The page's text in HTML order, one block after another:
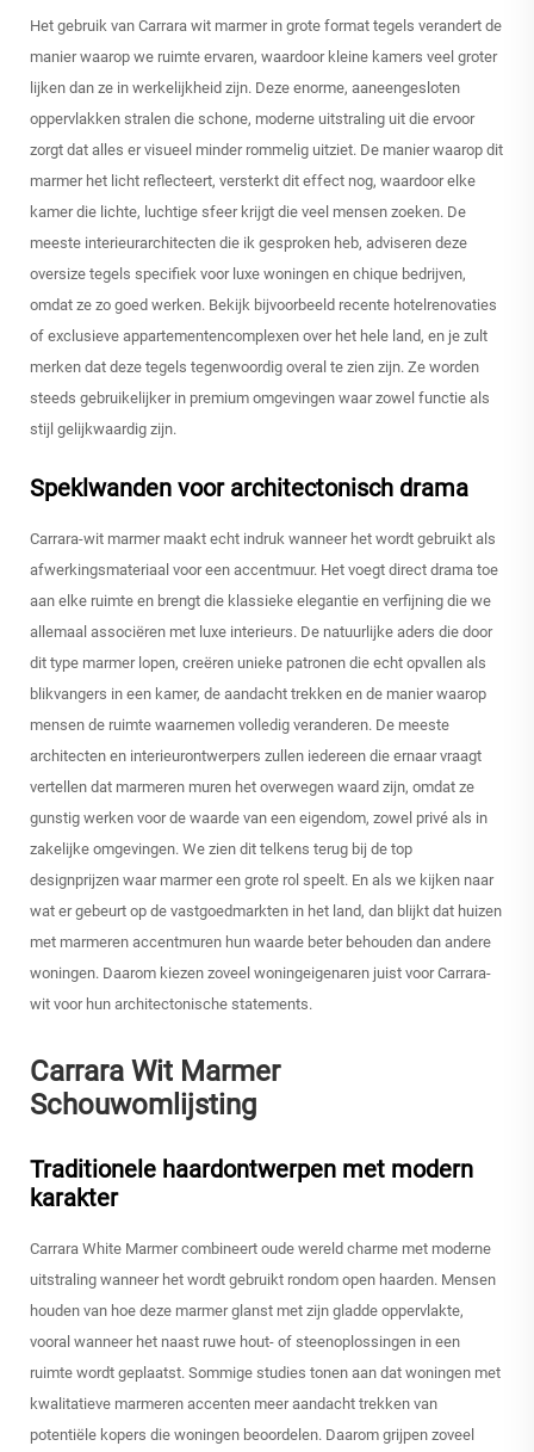
Het gebruik van Carrara wit marmer in grote format tegels verandert de
manier waarop we ruimte ervaren, waardoor kleine kamers veel groter
lijken dan ze in werkelijkheid zijn. Deze enorme, aaneengesloten
oppervlakken stralen die schone, moderne uitstraling uit die ervoor
zorgt dat alles er visueel minder rommelig uitziet. De manier waarop dit
marmer het licht reflecteert, versterkt dit effect nog, waardoor elke
kamer die lichte, luchtige sfeer krijgt die veel mensen zoeken. De
meeste interieurarchitecten die ik gesproken heb, adviseren deze
oversize tegels specifiek voor luxe woningen en chique bedrijven,
omdat ze zo goed werken. Bekijk bijvoorbeeld recente hotelrenovaties
of exclusieve appartementencomplexen over het hele land, en je zult
merken dat deze tegels tegenwoordig overal te zien zijn. Ze worden
steeds gebruikelijker in premium omgevingen waar zowel functie als
stijl gelijkwaardig zijn.
Speklwanden voor architectonisch drama
Carrara-wit marmer maakt echt indruk wanneer het wordt gebruikt als
afwerkingsmateriaal voor een accentmuur. Het voegt direct drama toe
aan elke ruimte en brengt die klassieke elegantie en verfijning die we
allemaal associëren met luxe interieurs. De natuurlijke aders die door
dit type marmer lopen, creëren unieke patronen die echt opvallen als
blikvangers in een kamer, de aandacht trekken en de manier waarop
mensen de ruimte waarnemen volledig veranderen. De meeste
architecten en interieurontwerpers zullen iedereen die ernaar vraagt
vertellen dat marmeren muren het overwegen waard zijn, omdat ze
gunstig werken voor de waarde van een eigendom, zowel privé als in
zakelijke omgevingen. We zien dit telkens terug bij de top
designprijzen waar marmer een grote rol speelt. En als we kijken naar
wat er gebeurt op de vastgoedmarkten in het land, dan blijkt dat huizen
met marmeren accentmuren hun waarde beter behouden dan andere
woningen. Daarom kiezen zoveel woningeigenaren juist voor Carrara-
wit voor hun architectonische statements.
Carrara Wit Marmer
Schouwomlijsting
Traditionele haardontwerpen met modern
karakter
Carrara White Marmer combineert oude wereld charme met moderne
uitstraling wanneer het wordt gebruikt rondom open haarden. Mensen
houden van hoe deze marmer glanst met zijn gladde oppervlakte,
vooral wanneer het naast ruwe hout- of steenoplossingen in een
ruimte wordt geplaatst. Sommige studies tonen aan dat woningen met
kwalitatieve marmeren accenten meer aandacht trekken van
potentiële kopers die woningen beoordelen. Daarom grijpen zoveel